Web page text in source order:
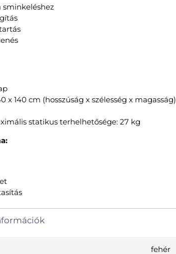
sminkeléshez
x 140 cm (hosszúság x szélesség x magasság)
statikus terhelhetősége: 27 kg
fehér